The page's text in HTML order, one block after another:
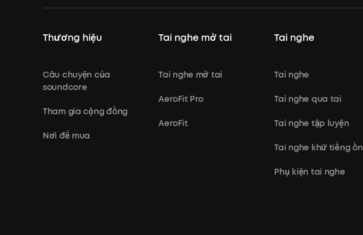
Thương hiệu
Câu chuyện của
soundcore
Tham gia cộng đồng
Nơi để mua
Tai nghe mở tai
Tai nghe mở tai
AeroFit Pro
AeroFit
Tai nghe
Tai nghe
Tai nghe qua tai
Tai nghe tập luyện
Tai nghe khử tiếng ồn
Phụ kiện tai nghe